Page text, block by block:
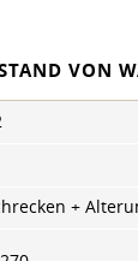
VON
+